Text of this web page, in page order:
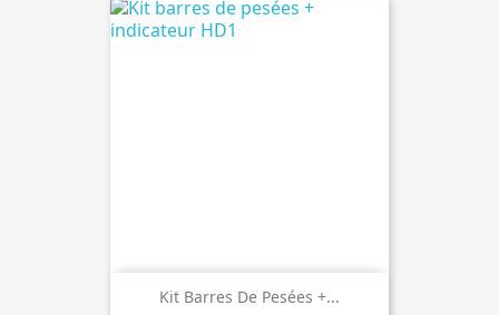
Kit Barres De Pesées +...